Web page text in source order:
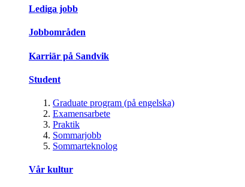
Lediga jobb
Jobbområden
Karriär på Sandvik
Student
Graduate program (på engelska)
Examensarbete
Praktik
Sommarjobb
Sommarteknolog
Vår kultur